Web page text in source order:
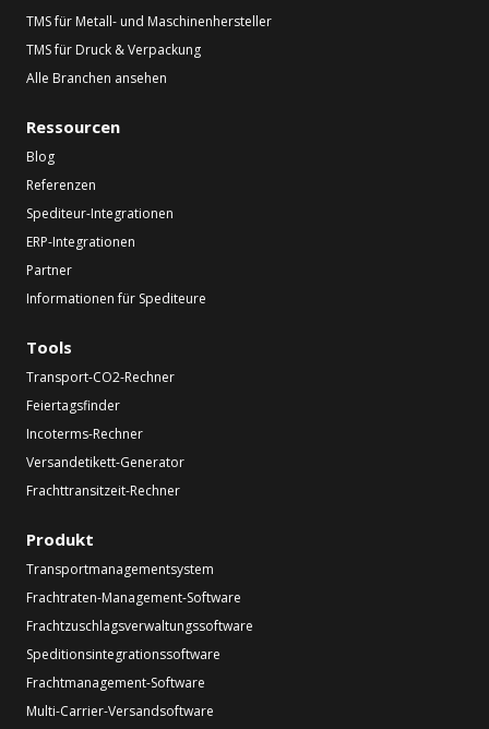
TMS für Metall- und Maschinenhersteller
TMS für Druck & Verpackung
Alle Branchen ansehen
Ressourcen
Blog
Referenzen
Spediteur-Integrationen
ERP-Integrationen
Partner
Informationen für Spediteure
Tools
Transport-CO2-Rechner
Feiertagsfinder
Incoterms-Rechner
Versandetikett-Generator
Frachttransitzeit-Rechner
Produkt
Transportmanagementsystem
Frachtraten-Management-Software
Frachtzuschlagsverwaltungssoftware
Speditionsintegrationssoftware
Frachtmanagement-Software
Multi-Carrier-Versandsoftware